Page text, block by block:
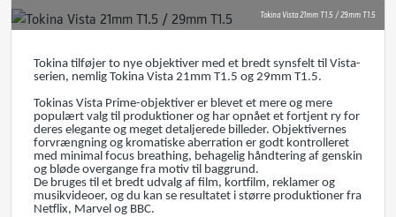
Tokina Vista 21mm T1.5 / 29mm T1.5
Tokina tilføjer to nye objektiver med et bredt synsfelt til Vista-
serien, nemlig Tokina Vista 21mm T1.5 og 29mm T1.5.
Tokinas Vista Prime-objektiver er blevet et mere og mere
populært valg til produktioner og har opnået et fortjent ry for
deres elegante og meget detaljerede billeder. Objektivernes
forvrængning og kromatiske aberration er godt kontrolleret
med minimal focus breathing, behagelig håndtering af genskin
og bløde overgange fra motiv til baggrund.
De bruges til et bredt udvalg af film, kortfilm, reklamer og
musikvideoer, og du kan se resultatet i større produktioner fra
Netflix, Marvel og BBC.